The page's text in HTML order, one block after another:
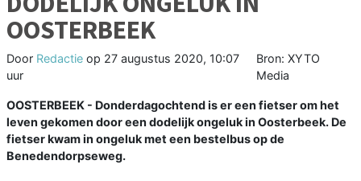
OOSTERBEEK
Door Redactie op 27 augustus 2020, 10:07
uur
Bron: XYTO
Media
OOSTERBEEK - Donderdagochtend is er een fietser om het
leven gekomen door een dodelijk ongeluk in Oosterbeek. De
fietser kwam in ongeluk met een bestelbus op de
Benedendorpseweg.